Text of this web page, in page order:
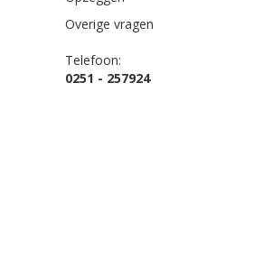
Overige vragen
Telefoon:
0251 - 257924